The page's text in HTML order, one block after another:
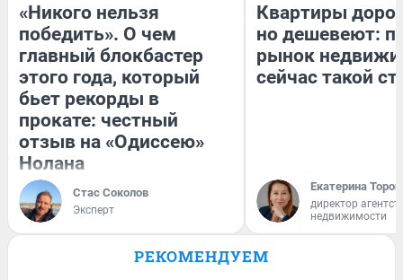
«Никого нельзя
победить». О чем
главный блокбастер
этого года, который
бьет рекорды в
прокате: честный
отзыв на «Одиссею»
Нолана
Стас Соколов
Эксперт
Квартиры
но дешевеют:
рынок
сейчас такой
Екатерина
директор
недвижимости
РЕКОМЕНДУЕМ